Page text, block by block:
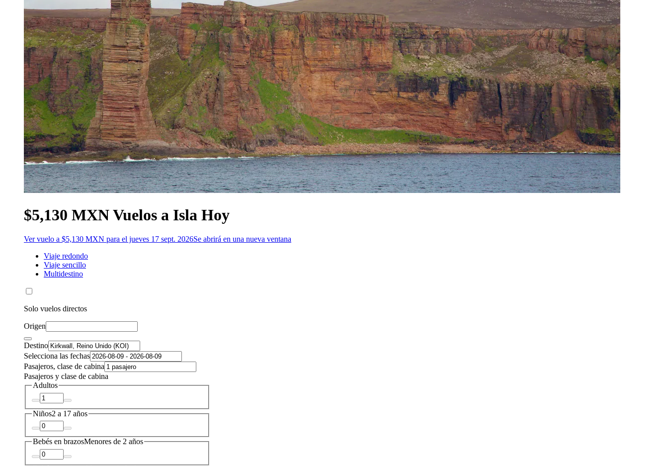
$5,130 MXN Vuelos a Isla Hoy
Ver vuelo a $5,130 MXN para el jueves 17 sept. 2026Se abrirá en una nueva ventana
Viaje redondo
Viaje sencillo
Multidestino
Solo vuelos directos
Origen
Destino
Selecciona las fechas
Pasajeros, clase de cabina
Pasajeros y clase de cabina
Adultos
Niños2 a 17 años
Bebés en brazosMenores de 2 años